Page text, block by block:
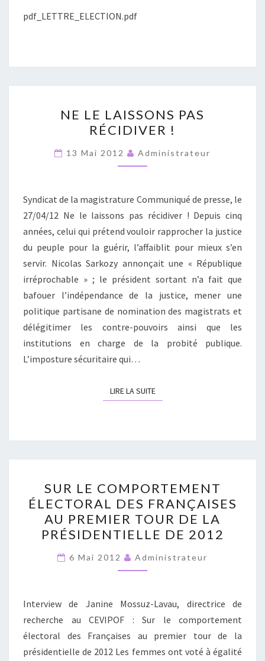
DES
pdf_LETTRE_ELECTION.pdf
LE
LAISSONS
PAS
RÉCIDIVER
NE LE LAISSONS PAS
RÉCIDIVER !
13 Mai 2012 Administrateur
Syndicat de la magistrature Communiqué de presse, le
27/04/12 Ne le laissons pas récidiver ! Depuis cinq
années, celui qui prétend vouloir rapprocher la justice
du peuple pour la guérir, l’affaiblit pour mieux s’en
servir. Nicolas Sarkozy annonçait une « République
irréprochable » ; le président sortant n’a fait que
bafouer l’indépendance de la justice, mener une
politique partisane de nomination des magistrats et
délégitimer les contre-pouvoirs ainsi que les
institutions en charge de la probité publique.
L’imposture sécuritaire qui…
LIRE LA SUITELIRE LA SUITE
LE
COMPORTEMENT
ÉLECTORAL
DES
FRANÇAISES
AU
TOUR
DE
LA
PRÉSIDENTIELLE
SUR LE COMPORTEMENT
ÉLECTORAL DES FRANÇAISES
AU PREMIER TOUR DE LA
PRÉSIDENTIELLE DE 2012
6 Mai 2012 Administrateur
Interview de Janine Mossuz-Lavau, directrice de
recherche au CEVIPOF : Sur le comportement
électoral des Françaises au premier tour de la
présidentielle de 2012 Les femmes ont voté à égalité